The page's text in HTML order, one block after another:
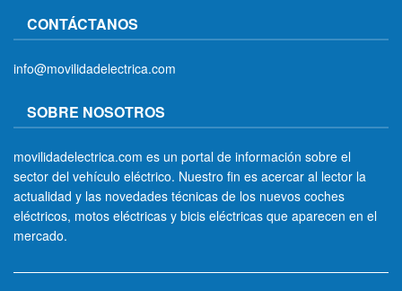
CONTÁCTANOS
info@movilidadelectrica.com
SOBRE NOSOTROS
movilidadelectrica.com es un portal de información sobre el
sector del vehículo eléctrico. Nuestro fin es acercar al lector la
actualidad y las novedades técnicas de los nuevos coches
eléctricos, motos eléctricas y bicis eléctricas que aparecen en el
mercado.